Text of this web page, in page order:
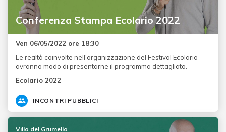
Conferenza Stampa Ecolario 2022
Ven 06/05/2022 ore 18:30
Le realtà coinvolte nell'organizzazione del Festival Ecolario
avranno modo di presentarne il programma dettagliato.
Ecolario 2022
INCONTRI PUBBLICI
Villa del Grumello